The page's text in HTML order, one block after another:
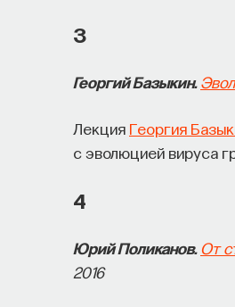
3
Георгий Базыкин.
Лекция Георгия
с эволюцией вируса
4
Юрий Поликанов. От
2016